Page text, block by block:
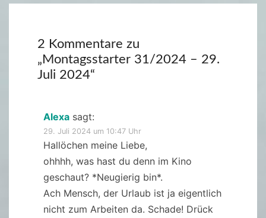
2 Kommentare zu
„Montagsstarter 31/2024 – 29.
Juli 2024“
Alexa sagt:
29. Juli 2024 um 10:47 Uhr
Hallöchen meine Liebe,
ohhhh, was hast du denn im Kino
geschaut? *Neugierig bin*.
Ach Mensch, der Urlaub ist ja eigentlich
nicht zum Arbeiten da. Schade! Drück